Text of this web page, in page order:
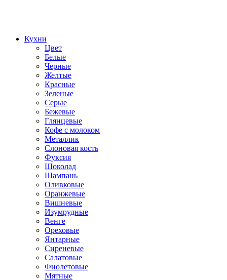
Кухни
Цвет
Белые
Черные
Желтые
Красные
Зеленые
Серые
Бежевые
Глянцевые
Кофе с молоком
Металлик
Слоновая кость
Фуксия
Шоколад
Шампань
Оливковые
Оранжевые
Вишневые
Изумрудные
Венге
Ореховые
Янтарные
Сиреневые
Салатовые
Фиолетовые
Мятные